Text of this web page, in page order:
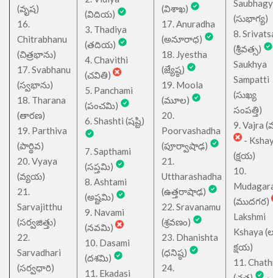
(వృష)
16.
Chitrabhanu
(చిత్రభాను)
17. Svabhanu
(స్వభాను)
18. Tharana
(తారణ)
19. Parthiva
(పార్థివ)
20. Vyaya
(వ్యయ)
21.
Sarvajitthu
(సర్వజిత్తు)
22.
Sarvadhari
(సర్వధారి)
(విదియ)
3. Thadiya
(తదియ)
4. Chavithi
(చవితి)
5. Panchami
(పంచమి)
6. Shashti (షష్టి)
7. Sapthami
(సప్తమి)
8. Ashtami
(అష్టమి)
9. Navami
(నవమి)
10. Dasami
(దశమి)
11. Ekadasi
(విశాఖ)
17. Anuradha
(అనూరాధ)
18. Jyestha
(జ్యేష్ఠ)
19. Moola
(మూల)
20.
Poorvashadha
(పూర్వాషాఢ)
21.
Uttharashadha
(ఉత్తరాషాఢ)
22. Sravanamu
(శ్రవణం)
23. Dhanishta
(ధనిష్ఠ)
24.
(సుభాగ్య)
8.
(శ్రీవత్స)
Saukhya
Sampatti
(సుఖ్య
సంపత్తి)
9. Vajra
-
(క్షయ)
10.
(ముదగర)
Lakshmi
Kshaya
క్షయ)
11.